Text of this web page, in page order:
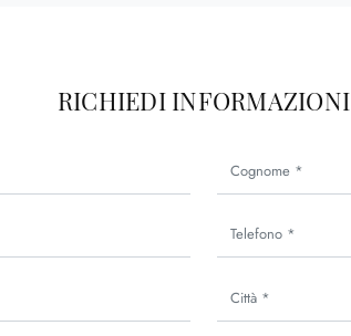
RICHIEDI INFORMAZIONI